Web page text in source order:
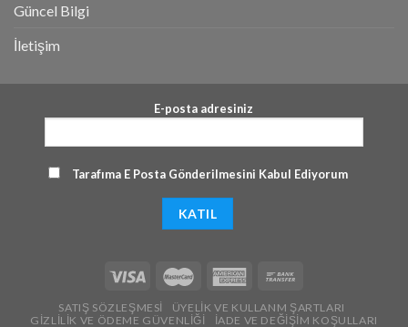
Güncel Bilgi
İletişim
E-posta adresiniz
Tarafıma E Posta Gönderilmesini Kabul Ediyorum
SATIŞ SÖZLEŞMESI
ÜYELIK VE KULLANM ŞARTLARI
GIZLILIK VE ÖDEME GÜVENLIĞI
İADE VE DEĞIŞIM KOŞULLARI